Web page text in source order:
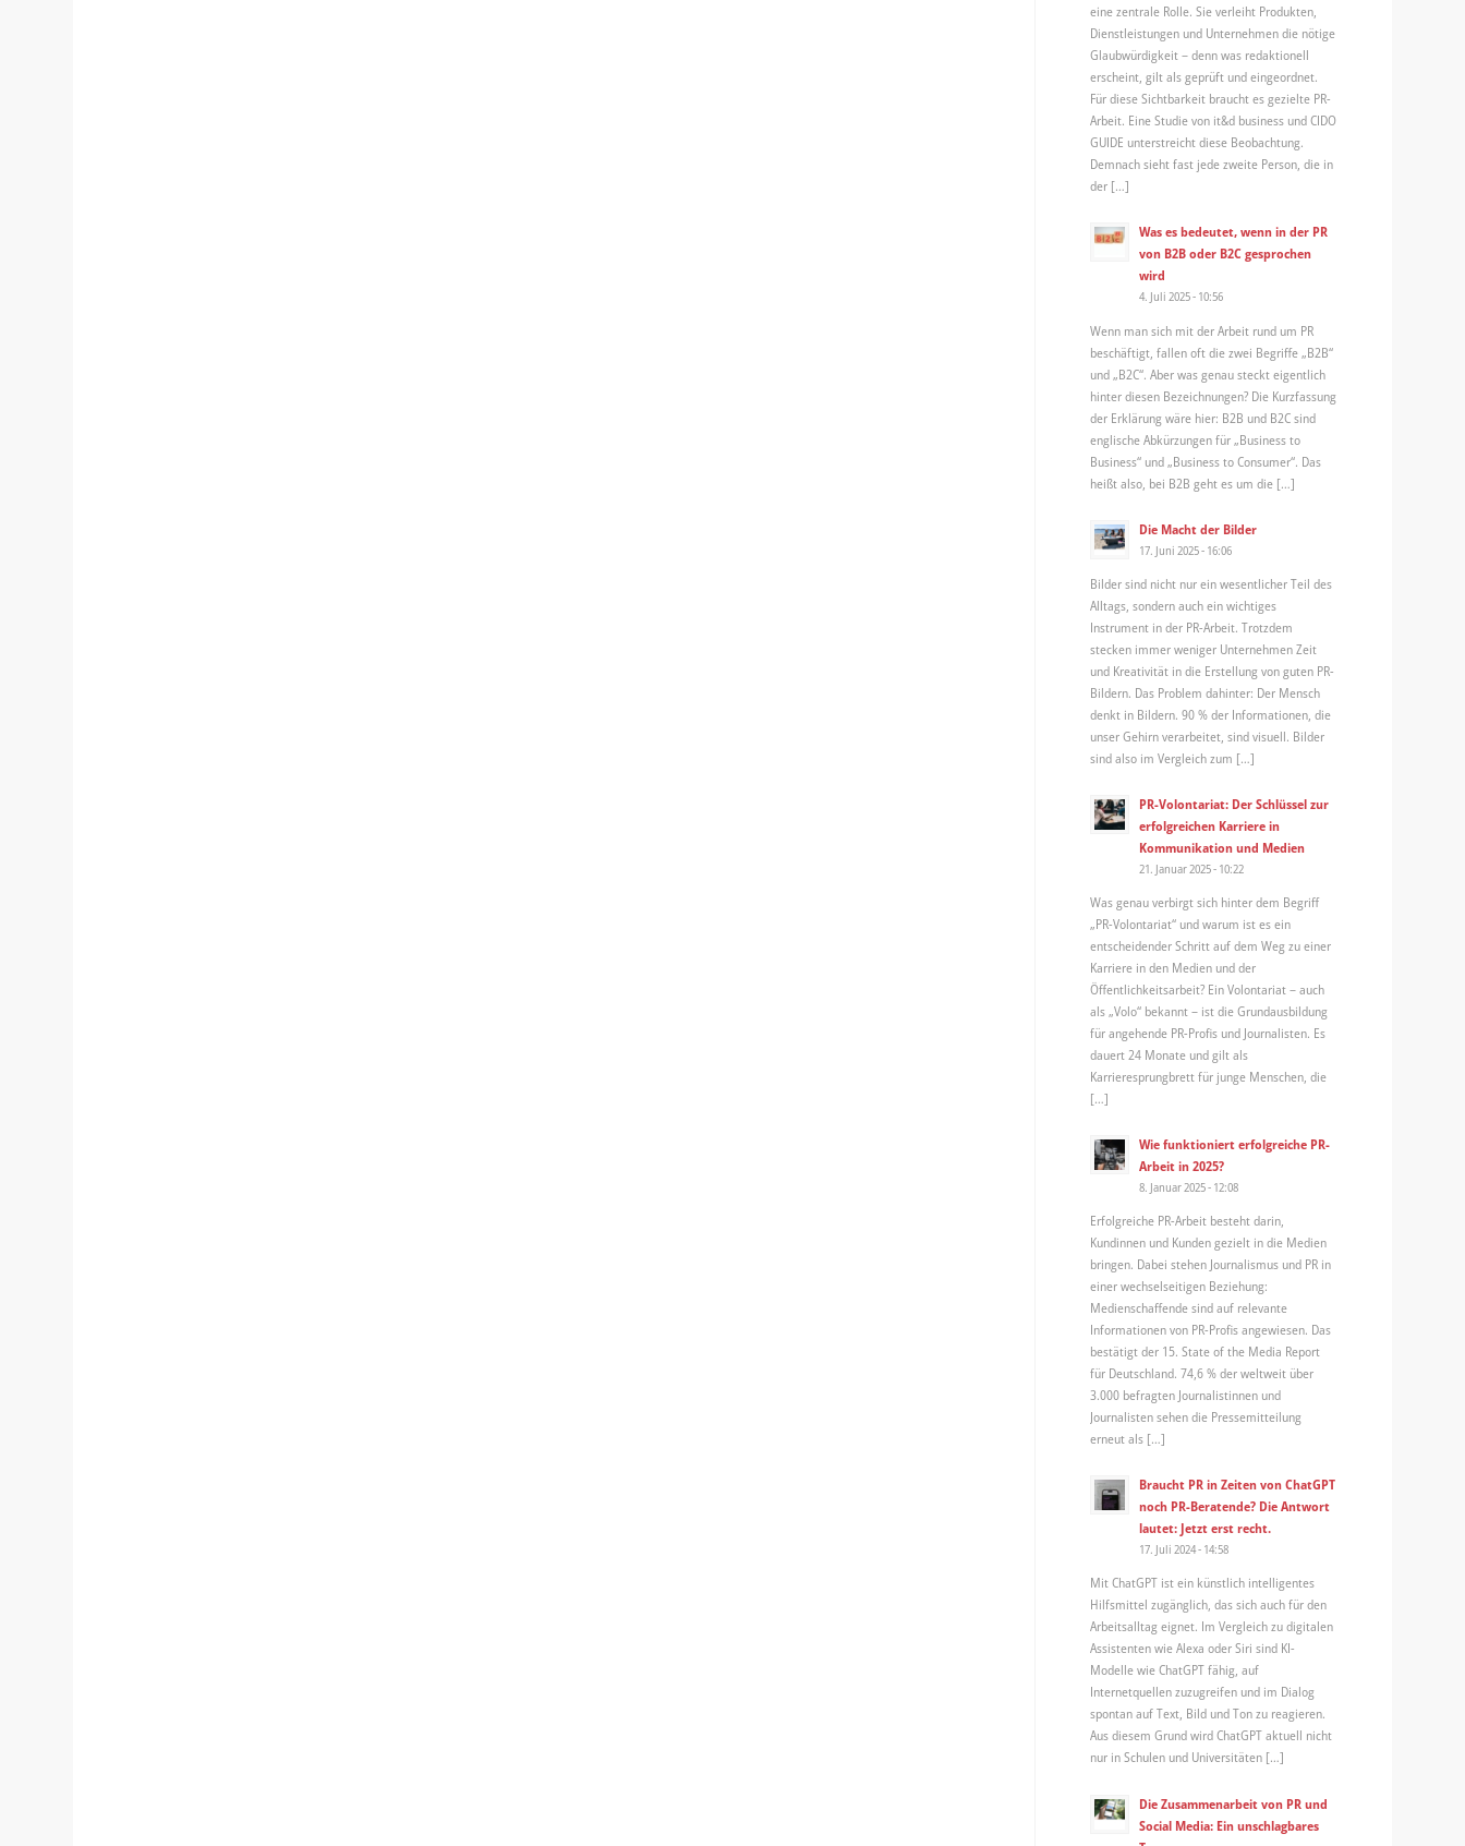
eine zentrale Rolle. Sie verleiht Produkten,
Dienstleistungen und Unternehmen die nötige
Glaubwürdigkeit – denn was redaktionell
erscheint, gilt als geprüft und eingeordnet.
Für diese Sichtbarkeit braucht es gezielte PR-
Arbeit. Eine Studie von it&d business und CIDO
GUIDE unterstreicht diese Beobachtung.
Demnach sieht fast jede zweite Person, die in
der […]
Was es bedeutet, wenn in der PR
von B2B oder B2C gesprochen
wird
4. Juli 2025 - 10:56
Wenn man sich mit der Arbeit rund um PR
beschäftigt, fallen oft die zwei Begriffe „B2B“
und „B2C“. Aber was genau steckt eigentlich
hinter diesen Bezeichnungen? Die Kurzfassung
der Erklärung wäre hier: B2B und B2C sind
englische Abkürzungen für „Business to
Business“ und „Business to Consumer“. Das
heißt also, bei B2B geht es um die […]
Die Macht der Bilder
17. Juni 2025 - 16:06
Bilder sind nicht nur ein wesentlicher Teil des
Alltags, sondern auch ein wichtiges
Instrument in der PR-Arbeit. Trotzdem
stecken immer weniger Unternehmen Zeit
und Kreativität in die Erstellung von guten PR-
Bildern. Das Problem dahinter: Der Mensch
denkt in Bildern. 90 % der Informationen, die
unser Gehirn verarbeitet, sind visuell. Bilder
sind also im Vergleich zum […]
PR-Volontariat: Der Schlüssel zur
erfolgreichen Karriere in
Kommunikation und Medien
21. Januar 2025 - 10:22
Was genau verbirgt sich hinter dem Begriff
„PR-Volontariat“ und warum ist es ein
entscheidender Schritt auf dem Weg zu einer
Karriere in den Medien und der
Öffentlichkeitsarbeit? Ein Volontariat – auch
als „Volo“ bekannt – ist die Grundausbildung
für angehende PR-Profis und Journalisten. Es
dauert 24 Monate und gilt als
Karrieresprungbrett für junge Menschen, die
[…]
Wie funktioniert erfolgreiche PR-
Arbeit in 2025?
8. Januar 2025 - 12:08
Erfolgreiche PR-Arbeit besteht darin,
Kundinnen und Kunden gezielt in die Medien
bringen. Dabei stehen Journalismus und PR in
einer wechselseitigen Beziehung:
Medienschaffende sind auf relevante
Informationen von PR-Profis angewiesen. Das
bestätigt der 15. State of the Media Report
für Deutschland. 74,6 % der weltweit über
3.000 befragten Journalistinnen und
Journalisten sehen die Pressemitteilung
erneut als […]
Braucht PR in Zeiten von ChatGPT
noch PR-Beratende? Die Antwort
lautet: Jetzt erst recht.
17. Juli 2024 - 14:58
Mit ChatGPT ist ein künstlich intelligentes
Hilfsmittel zugänglich, das sich auch für den
Arbeitsalltag eignet. Im Vergleich zu digitalen
Assistenten wie Alexa oder Siri sind KI-
Modelle wie ChatGPT fähig, auf
Internetquellen zuzugreifen und im Dialog
spontan auf Text, Bild und Ton zu reagieren.
Aus diesem Grund wird ChatGPT aktuell nicht
nur in Schulen und Universitäten […]
Die Zusammenarbeit von PR und
Social Media: Ein unschlagbares